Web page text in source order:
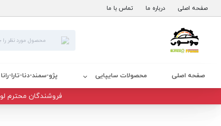
صفحه اصلی درباره ما تماس با ما
صفحه اصلی محصولات سایپایی پژو-سمند-دنا-تارا-رانا
فروشندگان محترم